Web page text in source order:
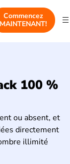
Commencez
MAINTENANT!
100 %
ou absent, et
directement
illimité